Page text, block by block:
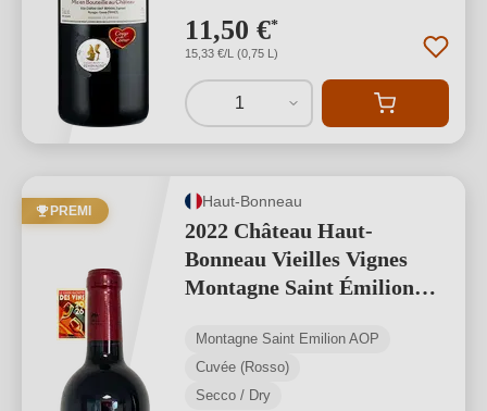
11,50 €*
15,33 €/L (0,75 L)
1
PREMI
Haut-Bonneau
2022 Château Haut-
Bonneau Vieilles Vignes
Montagne Saint Émilion
Montagne Saint Émilion AOP
Cuvée (Rosso)
Secco / Dry